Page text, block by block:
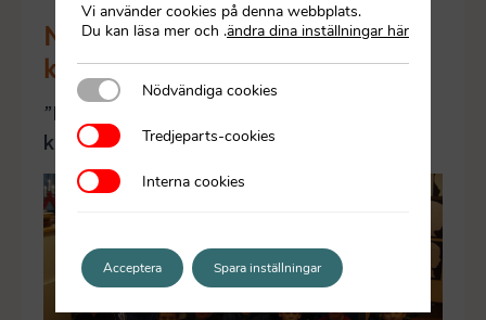
Nibbleskolan åker på
klassresa varje år
”Lättaste sättet att tjäna pengar till
klassresa”
Vi använder cookies på denna webbplats.
Du kan läsa mer och ändra dina inställningar här
.
Nödvändiga cookies
Nödvändiga cookies
Tredjeparts-cookies
Tredjeparts-cookies
Interna cookies
Interna cookies
Acceptera Spara inställningar